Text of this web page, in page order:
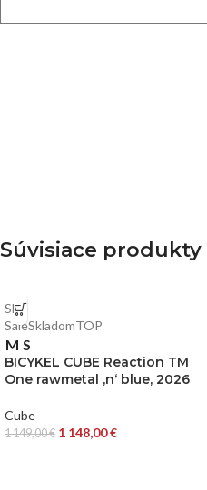
Súvisiace produkty
SM
SaleSkladomTOP
M S
BICYKEL CUBE Reaction TM
One rawmetal ‚n‘ blue, 2026
Cube
1 149,00€ 1 148,00€